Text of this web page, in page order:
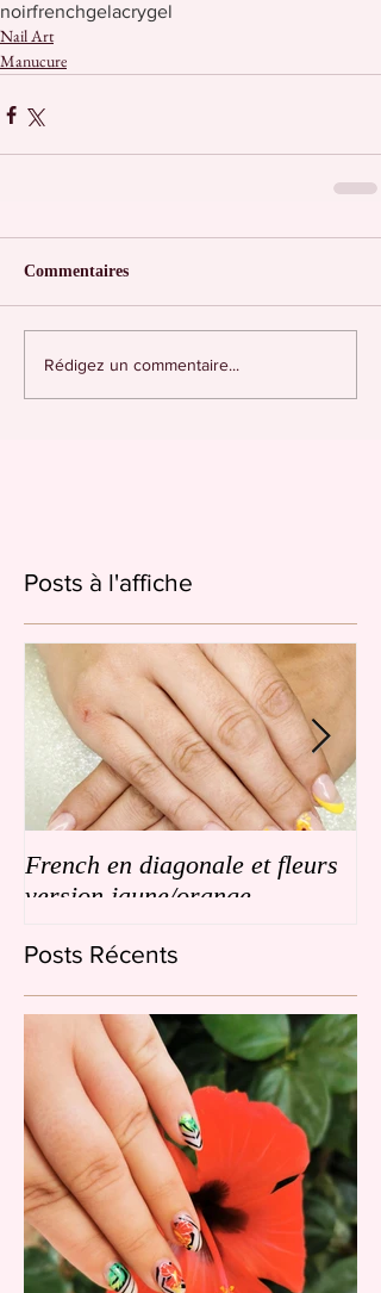
noirfrenchgelacrygel
Nail Art
Manucure
Commentaires
Rédigez un commentaire...
Posts à l'affiche
French en diagonale et fleurs
version jaune/orange
Posts Récents